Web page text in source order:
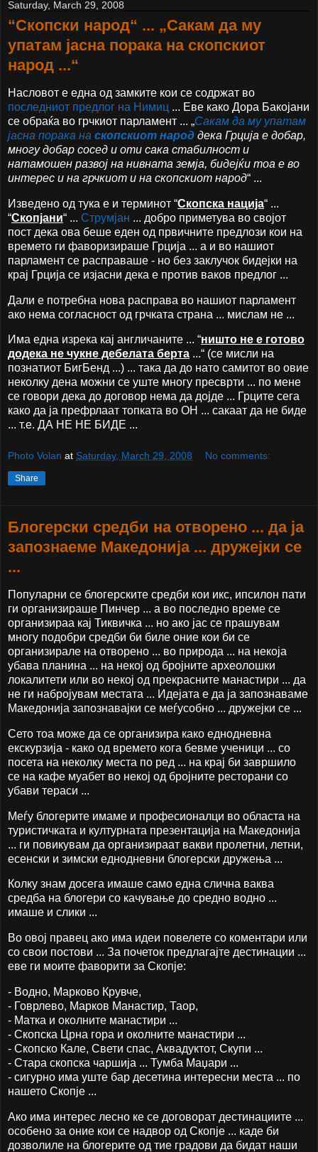
Saturday, March 29, 2008
“Скопски народ“ ... „Сакам да му
упатам јасна порака на скопскиот
народ ...“
Насловот е една од замките кои се содржат во
последниот предлог на Нимиц ... Еве како Дора Бакојани
се обраќа во грчкиот парламент ... „Сакам да му упатам
јасна порака на скопскиот народ дека Грција е добар,
многу добар сосед и оти сака стабилност и
натамошен развој на нивната земја, бидејќи тоа е во
интерес и на грчкиот и на скопскиот народ“ ...
Изведено од тука е и терминот “Скопска нација“ ...
“Скопјани“ ... Струмјан ... добро приметува во својот
пост дека ова беше еден од првичните предлози кои на
времето ги фаворизираше Грција ... а и во нашиот
парламент се расправаше - но без заклучок бидејки на
крај Грција се изјасни дека е против ваков предлог ...
Дали е потребна нова расправа во нашиот парламент
ако нема согласност од грчката страна ... мислам не ...
Има една изрека кај англичаните ... “ништо не е готово
додека не чукне дебелата берта ...“ (се мисли на
познатиот БигБенд ...) ... така да до нато самитот во овие
неколку дена можни се уште многу пресврти ... по мене
се говори дека до договор нема да дојде ... Грците сега
како да ја префрлаат топката во ОН ... сакаат да не биде
... т.е. ДА НЕ НЕ БИДЕ ...
Photo Volan at Saturday, March 29, 2008 No comments:
Share
Блогерски средби на отворено ... да ја
запознаеме Македонија ... дружејки се
...
Популарни се блогерските средби кои икс, ипсилон пати
ги организираше Пинчер ... а во последно време се
организираа кај Тиквичка ... но ако јас се прашувам
многу подобри средби би биле оние кои би се
организирале на отворено ... во природа ... на некоја
убава планина ... на некој од бројните археолошки
локалитети или во некој од прекрасните манастири ... да
не ги набројувам местата ... Идејата е да ја запознаваме
Македонија запознавајки се меѓусобно ... дружејки се ...
Сето тоа може да се организира како еднодневна
екскурзија - како од времето кога бевме ученици ... со
посета на неколку места по ред ... на крај би завршило
се на кафе муабет во некој од бројните ресторани со
убави тераси ...
Меѓу блогерите имаме и професионалци во областа на
туристичката и културната презентација на Македонија
... ги повикувам да организираат вакви пролетни, летни,
есенски и зимски еднодневни блогерски дружења ...
Колку знам досега имаше само една слична ваква
средба на блогери со качување до средно водно ...
имаше и слики ...
Во овој правец ако има идеи повелете со коментари или
со свои постови ... За почеток предлагајте дестинации ...
еве ги моите фаворити за Скопје:
- Водно, Марково Крувче,
- Говрлево, Марков Манастир, Таор,
- Матка и околните манастири ...
- Скопска Црна гора и околните манастири ...
- Скопско Кале, Свети спас, Аквадуктот, Скупи ...
- Стара скопска чаршија ... Тумба Маџари ...
- сигурно има уште бар десетина интересни места ... по
нашето Скопје ...
Ако има интерес лесно ке се договорат дестинациите ...
особено за оние кои се надвор од Скопје ... каде би
дозволиле на блогерите од тие градови да бидат наши